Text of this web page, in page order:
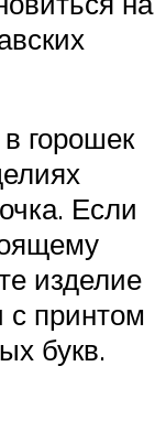
горошек
Если
изделие
с принтом
букв.